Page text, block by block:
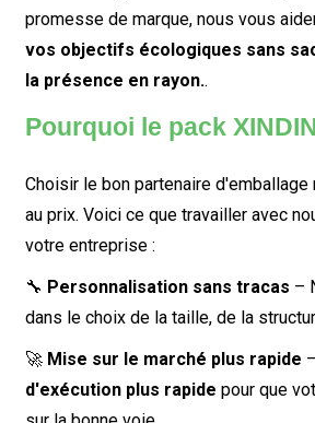
promesse de marque, nous vous
vos objectifs écologiques sans
la présence en rayon..
Pourquoi le pack
Choisir le bon partenaire
au prix. Voici ce que travailler avec
votre entreprise :
🔧 Personnalisation sans tracas –
dans le choix de la taille, de la
🚀 Mise sur le marché plus rapide
d'exécution plus rapide pour que